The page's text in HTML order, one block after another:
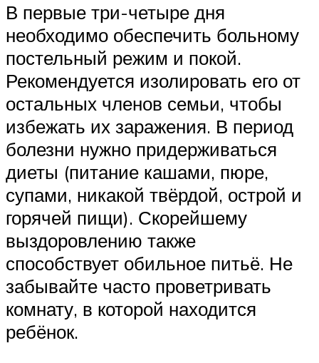
В первые три-четыре дня
необходимо обеспечить больному
постельный режим и покой.
Рекомендуется изолировать его от
остальных членов семьи, чтобы
избежать их заражения. В период
болезни нужно придерживаться
диеты (питание кашами, пюре,
супами, никакой твёрдой, острой и
горячей пищи). Скорейшему
выздоровлению также
способствует обильное питьё. Не
забывайте часто проветривать
комнату, в которой находится
ребёнок.